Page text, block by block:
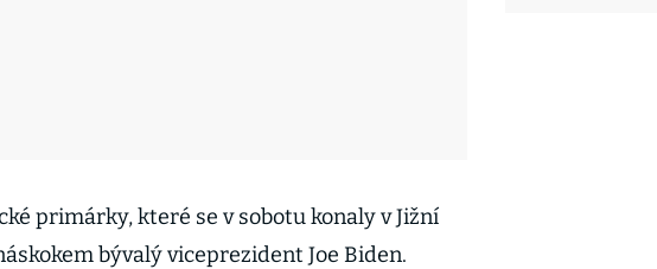
primárky, které se v sobotu konaly v Jižní
bývalý viceprezident Joe Biden.